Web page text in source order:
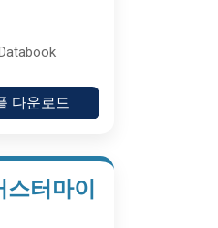
다운로드
터마이